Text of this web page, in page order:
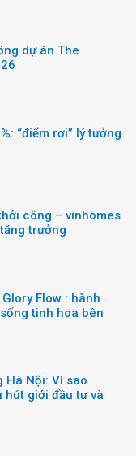
dự án The
“điểm rơi” lý tưởng
công – vinhomes
trưởng
Flow : hành
tinh hoa bên
Hà Nội: Vì sao
hút giới đầu tư và